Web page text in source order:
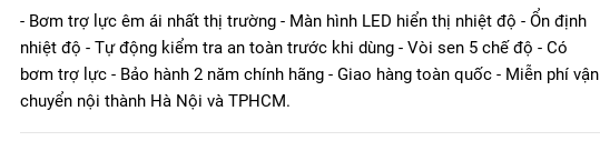
- Bơm trợ lực êm ái nhất thị trường - Màn hình LED hiển thị nhiệt độ - Ổn định
nhiệt độ - Tự động kiểm tra an toàn trước khi dùng - Vòi sen 5 chế độ - Có
bơm trợ lực - Bảo hành 2 năm chính hãng - Giao hàng toàn quốc - Miễn phí vận
chuyển nội thành Hà Nội và TPHCM.